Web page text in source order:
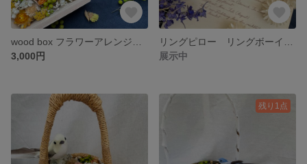
3,000円
展示中
残り1点